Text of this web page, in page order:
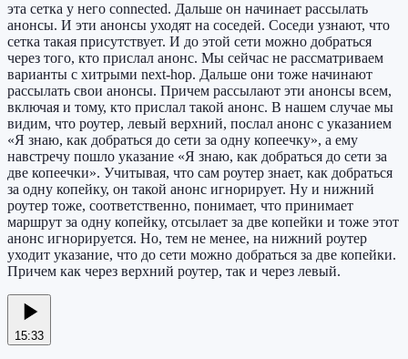
эта сетка у него connected. Дальше он начинает рассылать
анонсы. И эти анонсы уходят на соседей. Соседи узнают, что
сетка такая присутствует. И до этой сети можно добраться
через того, кто прислал анонс. Мы сейчас не рассматриваем
варианты с хитрыми next-hop. Дальше они тоже начинают
рассылать свои анонсы. Причем рассылают эти анонсы всем,
включая и тому, кто прислал такой анонс. В нашем случае мы
видим, что роутер, левый верхний, послал анонс с указанием
«Я знаю, как добраться до сети за одну копеечку», а ему
навстречу пошло указание «Я знаю, как добраться до сети за
две копеечки». Учитывая, что сам роутер знает, как добраться
за одну копейку, он такой анонс игнорирует. Ну и нижний
роутер тоже, соответственно, понимает, что принимает
маршрут за одну копейку, отсылает за две копейки и тоже этот
анонс игнорируется. Но, тем не менее, на нижний роутер
уходит указание, что до сети можно добраться за две копейки.
Причем как через верхний роутер, так и через левый.
15:33